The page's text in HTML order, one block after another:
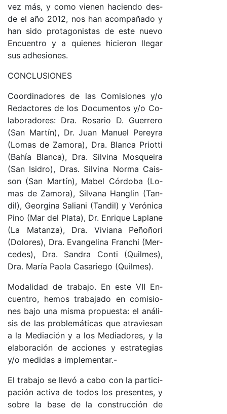
vez má­s, y co­mo vie­nen ha­cien­do des­
de el año 2012, nos han acom­pa­ña­do y
han si­do pro­ta­go­nis­tas de es­te nue­vo
En­cuen­tro y a quie­nes hi­cie­ron lle­gar
sus adhe­sio­nes.
CON­CLU­SIO­NES
Coor­di­na­do­res de las Co­mi­sio­nes y/o
Re­dac­to­res de los Do­cu­men­tos y/o Co­
la­bo­ra­do­res: Dra. Ro­sa­rio D. Gue­rre­ro
(San Mar­tí­n), Dr. Juan Ma­nuel Pe­re­y­ra
(Lo­mas de Za­mo­ra), Dra. Blan­ca Prio­tti
(Bahía Blan­ca), Dra. Sil­vi­na Mos­quei­ra
(San Isi­dro­), Dra­s. Sil­vi­na Nor­ma Cais­
son (San Mar­tí­n), Ma­bel Cór­do­ba (Lo­
mas de Za­mo­ra), Sil­va­na Han­glin (Tan­
di­l), Geor­gi­na Salia­ni (Tan­di­l) y Ve­ró­ni­ca
Pino (Mar del Pla­ta), Dr. En­ri­que La­pla­ne
(La Ma­tan­za), Dra. Vi­via­na Pe­ño­ño­ri
(Do­lo­res), Dra. Evan­ge­li­na Fran­chi (Mer­
ce­des), Dra. San­dra Conti (Quil­me­s),
Dra. Ma­ría Pao­la Ca­sa­rie­go (Quil­me­s).
Mo­da­li­dad de tra­ba­jo. En es­te VII En­
cuen­tro, he­mos tra­ba­ja­do en co­mi­sio­
nes ba­jo una mis­ma pro­pues­ta: el aná­li­
sis de las pro­ble­má­ti­cas que atra­vie­san
a la Me­dia­ción y a los Me­dia­do­res, y la
ela­bo­ra­ción de ac­cio­nes y es­tra­te­gias
y/o me­di­das a im­ple­men­ta­r.-
El tra­ba­jo se lle­vó a ca­bo con la par­ti­ci­
pa­ción ac­ti­va de to­dos los pre­sen­tes, y
so­bre la ba­se de la cons­truc­ción de